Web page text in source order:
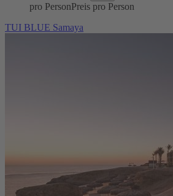
pro PersonPreis pro Person
TUI BLUE Samaya